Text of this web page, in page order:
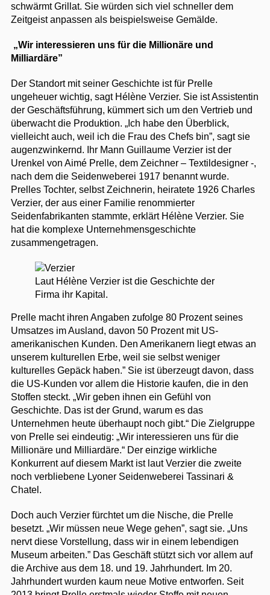
schwärmt Grillat. Sie würden sich viel schneller dem
Zeitgeist anpassen als beispielsweise Gemälde.
„Wir interessieren uns für die Millionäre und
Milliardäre”
Der Standort mit seiner Geschichte ist für Prelle
ungeheuer wichtig, sagt Hélène Verzier. Sie ist Assistentin
der Geschäftsführung, kümmert sich um den Vertrieb und
überwacht die Produktion. „Ich habe den Überblick,
vielleicht auch, weil ich die Frau des Chefs bin”, sagt sie
augenzwinkernd. Ihr Mann Guillaume Verzier ist der
Urenkel von Aimé Prelle, dem Zeichner – Textildesigner -,
nach dem die Seidenweberei 1917 benannt wurde.
Prelles Tochter, selbst Zeichnerin, heiratete 1926 Charles
Verzier, der aus einer Familie renommierter
Seidenfabrikanten stammte, erklärt Hélène Verzier. Sie
hat die komplexe Unternehmensgeschichte
zusammengetragen.
Laut Hélène Verzier ist die Geschichte der
Firma ihr Kapital.
Prelle macht ihren Angaben zufolge 80 Prozent seines
Umsatzes im Ausland, davon 50 Prozent mit US-
amerikanischen Kunden. Den Amerikanern liegt etwas an
unserem kulturellen Erbe, weil sie selbst weniger
kulturelles Gepäck haben.” Sie ist überzeugt davon, dass
die US-Kunden vor allem die Historie kaufen, die in den
Stoffen steckt. „Wir geben ihnen ein Gefühl von
Geschichte. Das ist der Grund, warum es das
Unternehmen heute überhaupt noch gibt.“ Die Zielgruppe
von Prelle sei eindeutig: „Wir interessieren uns für die
Millionäre und Milliardäre.“ Der einzige wirkliche
Konkurrent auf diesem Markt ist laut Verzier die zweite
noch verbliebene Lyoner Seidenweberei Tassinari &
Chatel.
Doch auch Verzier fürchtet um die Nische, die Prelle
besetzt. „Wir müssen neue Wege gehen”, sagt sie. „Uns
nervt diese Vorstellung, dass wir in einem lebendigen
Museum arbeiten.” Das Geschäft stützt sich vor allem auf
die Archive aus dem 18. und 19. Jahrhundert. Im 20.
Jahrhundert wurden kaum neue Motive entworfen. Seit